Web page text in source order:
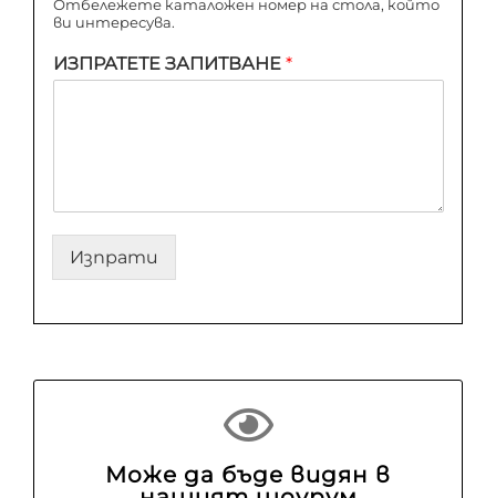
Отбележете каталожен номер на стола, който
ви интересува.
ИЗПРАТЕТЕ ЗАПИТВАНЕ *
Изпрати
Може да бъде видян в